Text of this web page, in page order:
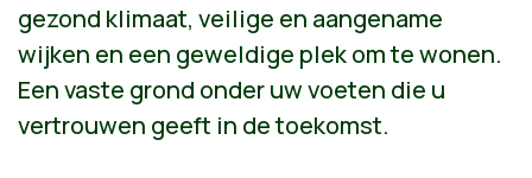
gezond klimaat, veilige en aangename
wijken en een geweldige plek om te wonen.
Een vaste grond onder uw voeten die u
vertrouwen geeft in de toekomst.